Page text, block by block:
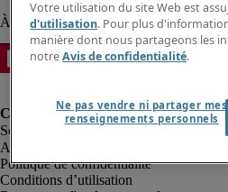
Alerte à la fraude
Politique de confidentialité
Conditions d’utilisation
Votre utilisation du site Web est
d'utilisation. Pour plus
manière dont nous partageons les
notreAvis de confidentialité.
Ne pas vendre ni partager mes
renseignements personnels